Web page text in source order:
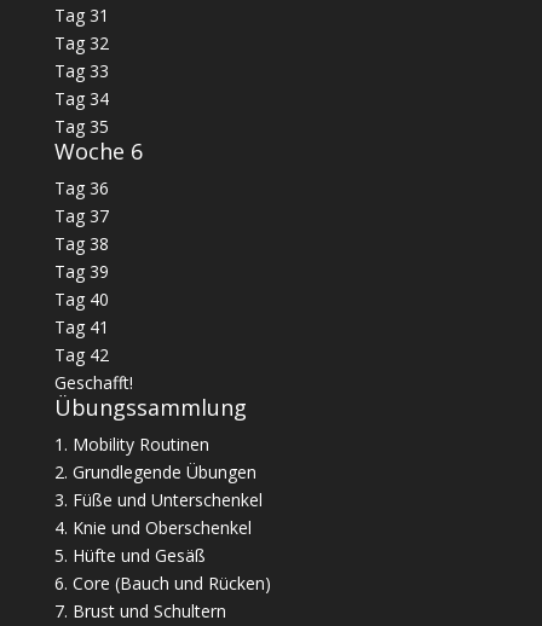
Tag 31
Tag 32
Tag 33
Tag 34
Tag 35
Woche 6
Tag 36
Tag 37
Tag 38
Tag 39
Tag 40
Tag 41
Tag 42
Geschafft!
Übungssammlung
1. Mobility Routinen
2. Grundlegende Übungen
3. Füße und Unterschenkel
4. Knie und Oberschenkel
5. Hüfte und Gesäß
6. Core (Bauch und Rücken)
7. Brust und Schultern